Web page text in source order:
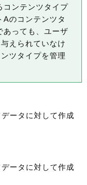
コンテンツタイプ
Aのコンテンツタ
あっても、ユーザ
えられていなけ
ツタイプを管理
ータに対して作成
ータに対して作成